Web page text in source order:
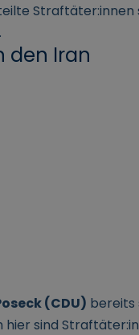
Straftäter:innen
den Iran
(CDU) bereits
sind